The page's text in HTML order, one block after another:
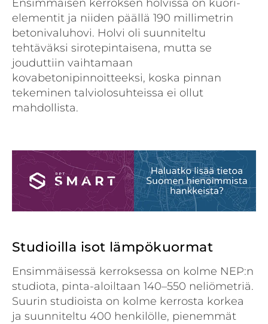
Ensimmäisen kerroksen holvissa on kuori­
elementit ja niiden päällä 190 millimetrin
betonivaluhovi. Holvi oli suunniteltu
tehtäväksi sirotepintaisena, mutta se
jouduttiin vaihtamaan
kovabetonipinnoitteeksi, koska pinnan
tekeminen talviolosuhteissa ei ollut
mahdollista.
Studioilla isot lämpökuormat
Ensimmäisessä kerroksessa on kolme NEP:n
studiota, pinta-aloiltaan 140–550 neliö­metriä.
Suurin studioista on kolme kerrosta korkea
ja suunniteltu 400 henkilölle, pienemmät